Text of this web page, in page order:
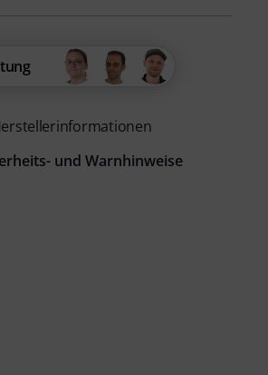
und Warnhinweise